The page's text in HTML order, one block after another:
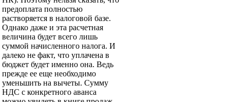
предоплата полностью
растворяется в налоговой базе.
Однако даже и эта расчетная
величина будет всего лишь
суммой начисленного налога. И
далеко не факт, что уплачена в
бюджет будет именно она. Ведь
прежде ее еще необходимо
уменьшить на вычеты. Сумму
НДС с конкретного аванса